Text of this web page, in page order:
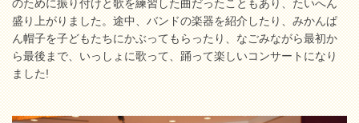
のために振り付けと歌を練習した曲だったこともあり、たいへん
盛り上がりました。途中、バンドの楽器を紹介したり、みかんぱ
ん帽子を子どもたちにかぶってもらったり、なごみながら最初か
ら最後まで、いっしょに歌って、踊って楽しいコンサートになり
ました!